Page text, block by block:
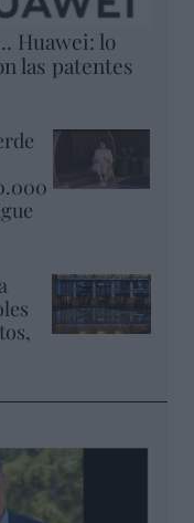
Huawei: lo
las patentes